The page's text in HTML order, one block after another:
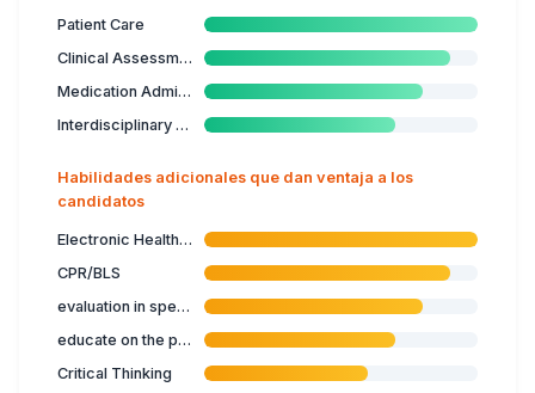
Patient Care
Clinical Assessment
Medication Administration
Interdisciplinary Collaboration
Habilidades adicionales que dan ventaja a los
candidatos
Electronic Health Records
CPR/BLS
evaluation in specialised nursing care
educate on the prevention of illness
Critical Thinking